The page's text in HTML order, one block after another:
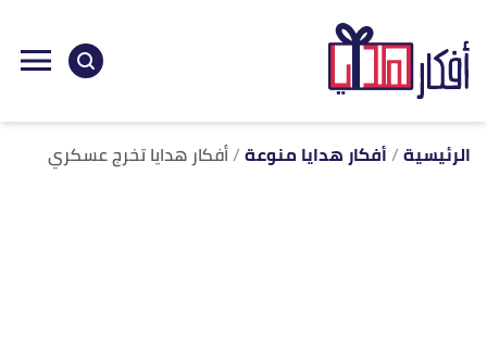
الرئيسية أفكار هدايا منوعة أفكار هدايا تخرج عسكري